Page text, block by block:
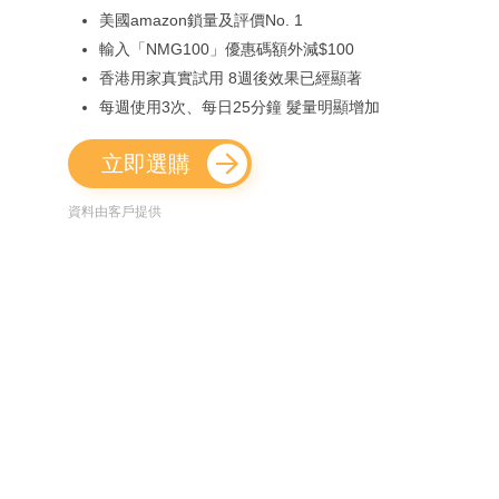
美國amazon鎖量及評價No. 1
輸入「NMG100」優惠碼額外減$100
香港用家真實試用 8週後效果已經顯著
每週使用3次、每日25分鐘 髮量明顯增加
立即選購
資料由客戶提供